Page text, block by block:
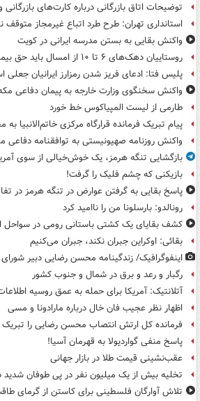
توضیحات اتاق بازرگانی درباره کارت‌های بازرگانی
استانداری تهران: طرح طرد اتباع غیرمجاز
واکنش بقایی به بستن مدرسه ایرانی در کویت
روستاییان دهک‌های ۶ تا ۱۰ از امسال باید حق بیمه بپردازند
پلیس فتا: ادعای فریز شدن رمزارز ایرانیان جعلی
واکنش سخنگوی وزارت خارجه به پیمان دفاعی
طارمی از لیست المپیاکوس خط خورد
پیام تبریک فرمانده قرارگاه مرکزی خاتم‌الانبیا
واکنش روزنامه صهیونیستی به توافقنامه دفاعی
بازگشایی تنگه هرمز، یک خوش‌خیالی از سوی
بازیکنی که چشم فلیک را گرفت!
پاسخ بقایی به گرفتن عوارض در تنگه هرمز در
رونالدو: بارسلونا من را ناامید کرد
کشف بقایای یک کشتی باستانی رومی در سواحل
بقائی: اوکراین جبران نکند، جبران می‌کنیم
اینفوگرافیک/ زندگینامه محسن رضایی دبیر
رگبار و رعد و برق در شمال و جنوب کشور
آتلانتیک: آمریکا برای حمله به عمق روسیه
اظهار نظر عجیب فان خال درباره مارادونا و مسی
فرمانده کل ارتش انتصاب محسن رضایی را
پاسخ منفی گواردیولا به قهرمان آسیا!
عقب‌نشینی قیمت طلا در بازار جهانی
تخلیه بیش از یک میلیون نفر در پی طوفان شدید
تلاش آوارگان فلسطینی برای کاستن از گرمای